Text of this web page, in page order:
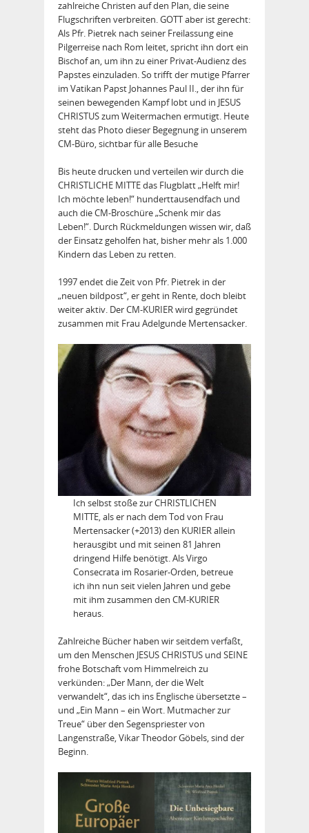
zahlreiche Christen auf den Plan, die seine
Flugschriften verbreiten. GOTT aber ist gerecht:
Als Pfr. Pietrek nach seiner Freilassung eine
Pilgerreise nach Rom leitet, spricht ihn dort ein
Bischof an, um ihn zu einer Privat-Audienz des
Papstes einzuladen. So trifft der mutige Pfarrer
im Vatikan Papst Johannes Paul II., der ihn für
seinen bewegenden Kampf lobt und in JESUS
CHRISTUS zum Weitermachen ermutigt. Heute
steht das Photo dieser Begegnung in unserem
CM-Büro, sichtbar für alle Besuche
Bis heute drucken und verteilen wir durch die
CHRISTLICHE MITTE das Flugblatt „Helft mir!
Ich möchte leben!“ hunderttausendfach und
auch die CM-Broschüre „Schenk mir das
Leben!“. Durch Rückmeldungen wissen wir, daß
der Einsatz geholfen hat, bisher mehr als 1.000
Kindern das Leben zu retten.
1997 endet die Zeit von Pfr. Pietrek in der
„neuen bildpost“, er geht in Rente, doch bleibt
weiter aktiv. Der CM-KURIER wird gegründet
zusammen mit Frau Adelgunde Mertensacker.
Ich selbst stoße zur CHRISTLICHEN
MITTE, als er nach dem Tod von Frau
Mertensacker (+2013) den KURIER allein
herausgibt und mit seinen 81 Jahren
dringend Hilfe benötigt. Als Virgo
Consecrata im Rosarier-Orden, betreue
ich ihn nun seit vielen Jahren und gebe
mit ihm zusammen den CM-KURIER
heraus.
Zahlreiche Bücher haben wir seitdem verfaßt,
um den Menschen JESUS CHRISTUS und SEINE
frohe Botschaft vom Himmelreich zu
verkünden: „Der Mann, der die Welt
verwandelt“, das ich ins Englische übersetzte –
und „Ein Mann – ein Wort. Mutmacher zur
Treue“ über den Segenspriester von
Langenstraße, Vikar Theodor Göbels, sind der
Beginn.